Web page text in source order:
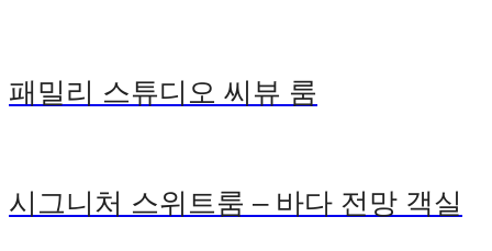
패밀리 스튜디오 씨뷰 룸
시그니처 스위트룸 – 바다 전망 객실